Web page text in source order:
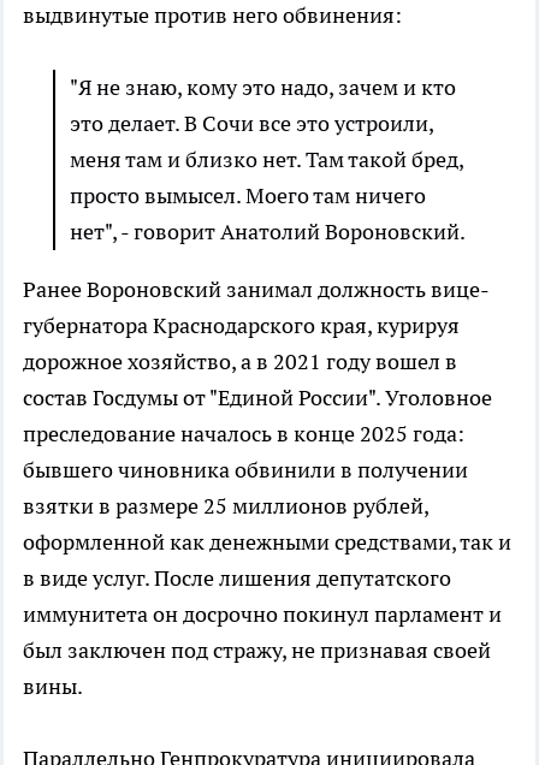
выдвинутые против него обвинения:
"Я не знаю, кому это надо, зачем и кто
это делает. В Сочи все это устроили,
меня там и близко нет. Там такой бред,
просто вымысел. Моего там ничего
нет", - говорит Анатолий Вороновский.
Ранее Вороновский занимал должность вице-
губернатора Краснодарского края, курируя
дорожное хозяйство, а в 2021 году вошел в
состав Госдумы от "Единой России". Уголовное
преследование началось в конце 2025 года:
бывшего чиновника обвинили в получении
взятки в размере 25 миллионов рублей,
оформленной как денежными средствами, так и
в виде услуг. После лишения депутатского
иммунитета он досрочно покинул парламент и
был заключен под стражу, не признавая своей
вины.
Параллельно Генпрокуратура инициировала